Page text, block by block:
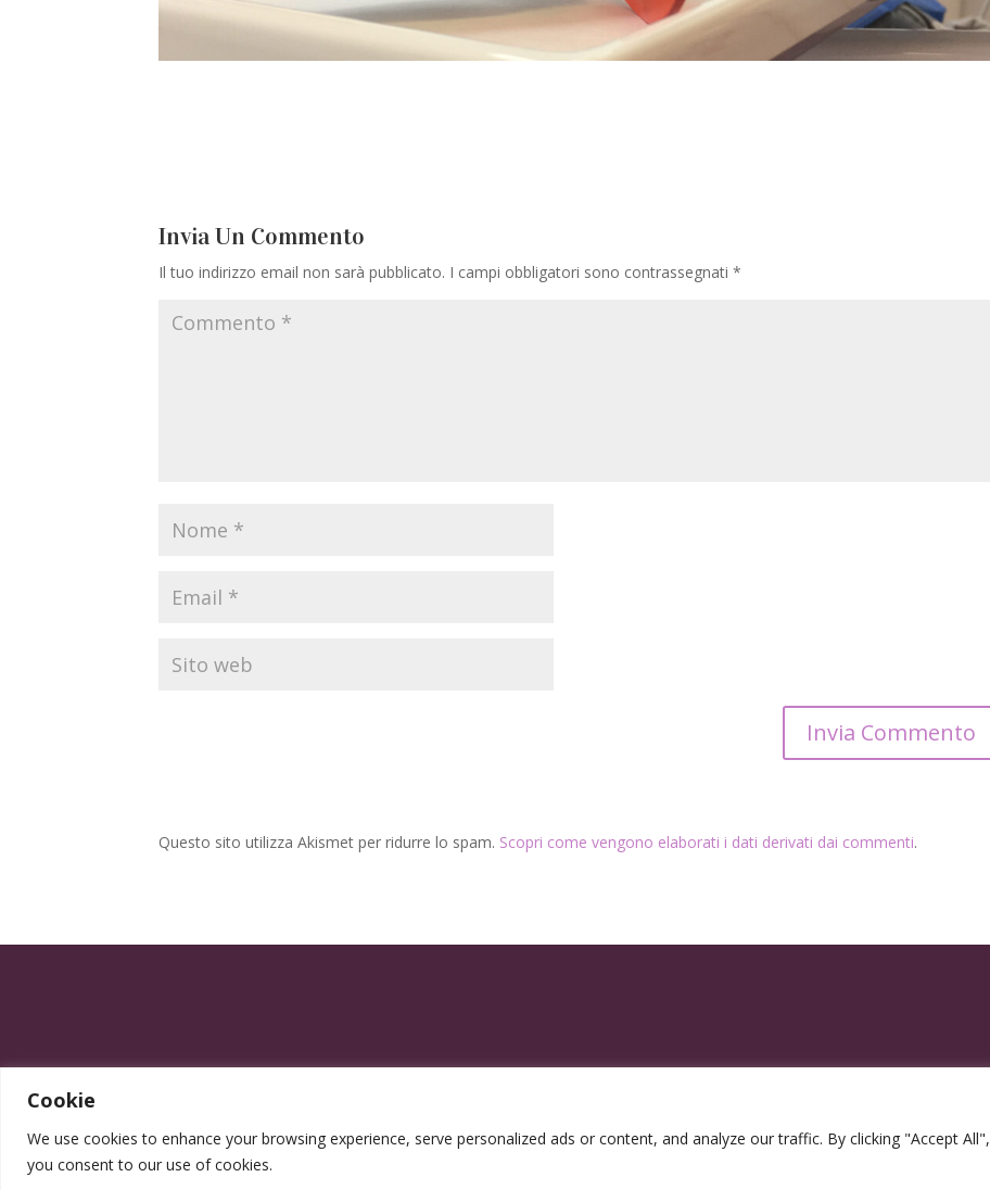
Cookie
We use cookies to enhance your browsing experience, serve personalized ads or content, and analyze our traffic. By clicking "Accept All",
you consent to our use of cookies.
Invia Un Commento
Il tuo indirizzo email non sarà pubblicato. I campi obbligatori sono contrassegnati *
Questo sito utilizza Akismet per ridurre lo spam. Scopri come vengono elaborati i dati derivati dai commenti.
Progettato da Elegrafica ©2025 - P.IVA 05552300963